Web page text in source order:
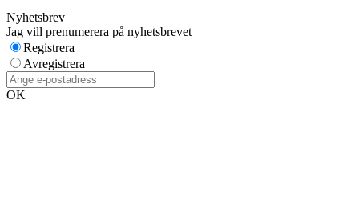
Nyhetsbrev
Jag vill prenumerera på nyhetsbrevet
Registrera
Avregistrera
OK